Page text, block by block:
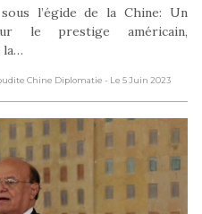
l’égide de la Chine: Un
le prestige américain,
la…
Chine Diplomatie - Le 5 Juin 2023